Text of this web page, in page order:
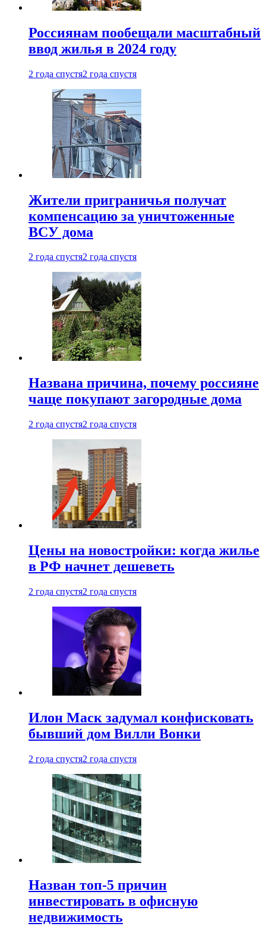
Россиянам пообещали масштабный
ввод жилья в 2024 году
2 года спустя2 года спустя
Жители приграничья получат
компенсацию за уничтоженные
ВСУ дома
2 года спустя2 года спустя
Названа причина, почему россияне
чаще покупают загородные дома
2 года спустя2 года спустя
Цены на новостройки: когда жилье
в РФ начнет дешеветь
2 года спустя2 года спустя
Илон Маск задумал конфисковать
бывший дом Вилли Вонки
2 года спустя2 года спустя
Назван топ-5 причин
инвестировать в офисную
недвижимость